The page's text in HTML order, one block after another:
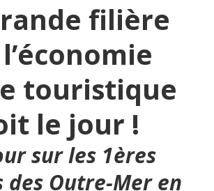
filière
touristique
le jour !
sur les 1ères
des Outre-Mer en